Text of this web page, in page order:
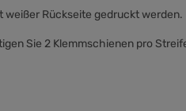
weißer Rückseite gedruckt werden.
Sie 2 Klemmschienen pro